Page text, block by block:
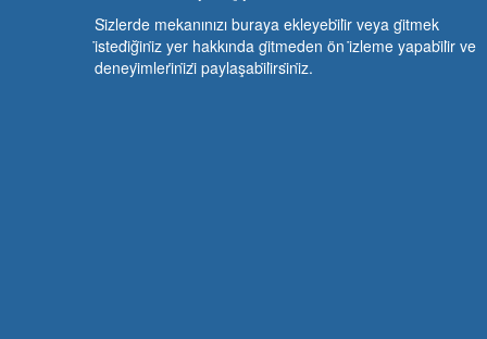
Si̇zlerde mekanınızı buraya ekleyebi̇li̇r veya gi̇tmek
i̇stedi̇ği̇ni̇z yer hakkında gi̇tmeden ön i̇zleme yapabi̇li̇r ve
deneyi̇mleri̇ni̇zi̇ paylaşabi̇li̇rsi̇ni̇z.